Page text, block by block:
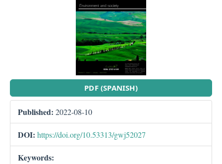
PDF (SPANISH)
Published: 2022-08-10
DOI: https://doi.org/10.53313/gwj52027
Keywords: